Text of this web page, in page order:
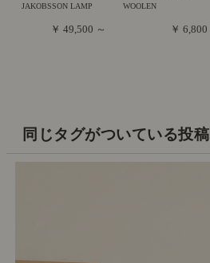
JAKOBSSON LAMP
￥ 49,500 ～
WOOLEN
￥ 6,800
同じタグがついている投稿